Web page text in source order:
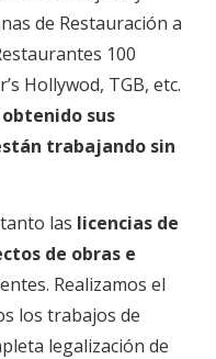
de Restauración a
100
Hollywod, TGB, etc.
sus
trabajando sin
las licencias de
de obras e
Realizamos el
los trabajos de
legalización de